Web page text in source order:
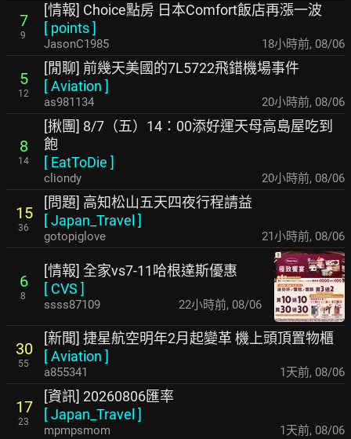
7
9
[情報] Choice點房 日本Comfort飯店再漲一波
[ points]
JasonC1985 18小時前, 08/06
5
12
[閒聊] 前幾天美國的7L5722飛錯機場事件
[Aviation ]
as981134 20小時前, 08/06
8
14
[揪團] 8/7（五）14：00添好運天母高島屋吃到
飽
[ EatToDie ]
cliondy 20小時前, 08/06
15
36
[問題] 高知松山五天四夜行程請益
[Japan_Travel ]
gotopiglove 21小時前, 08/06
6
8
[情報] 全家vs7-11哈根達斯優惠
[ CVS ]
ssss87109 22小時前, 08/06
30
55
[新聞] 捷星航空明年2月起變革 機上頭頂置物櫃
[Aviation ]
a855341 1天前, 08/06
17
23
[資訊] 20260806匯率
[Japan_Travel ]
mpmpsmom 1天前, 08/06